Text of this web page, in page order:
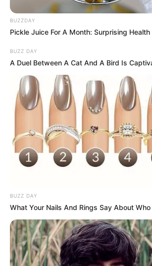
BUZZDAY
Pickle Juice For A Month: Surprising Health
BUZZ DAY
A Duel Between A Cat And A Bird Is
BUZZ DAY
What Your Nails And Rings Say About Who